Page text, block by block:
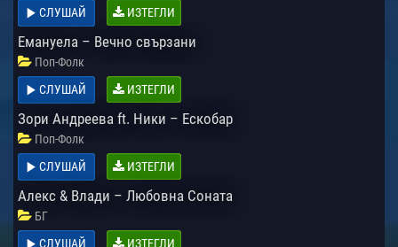
СЛУШАЙ
ИЗТЕГЛИ
Емануела – Вечно свързани
Поп-Фолк
СЛУШАЙ
ИЗТЕГЛИ
Зори Андреева ft. Ники – Ескобар
Поп-Фолк
СЛУШАЙ
ИЗТЕГЛИ
Алекс & Влади – Любовна Соната
БГ
СЛУШАЙ
ИЗТЕГЛИ